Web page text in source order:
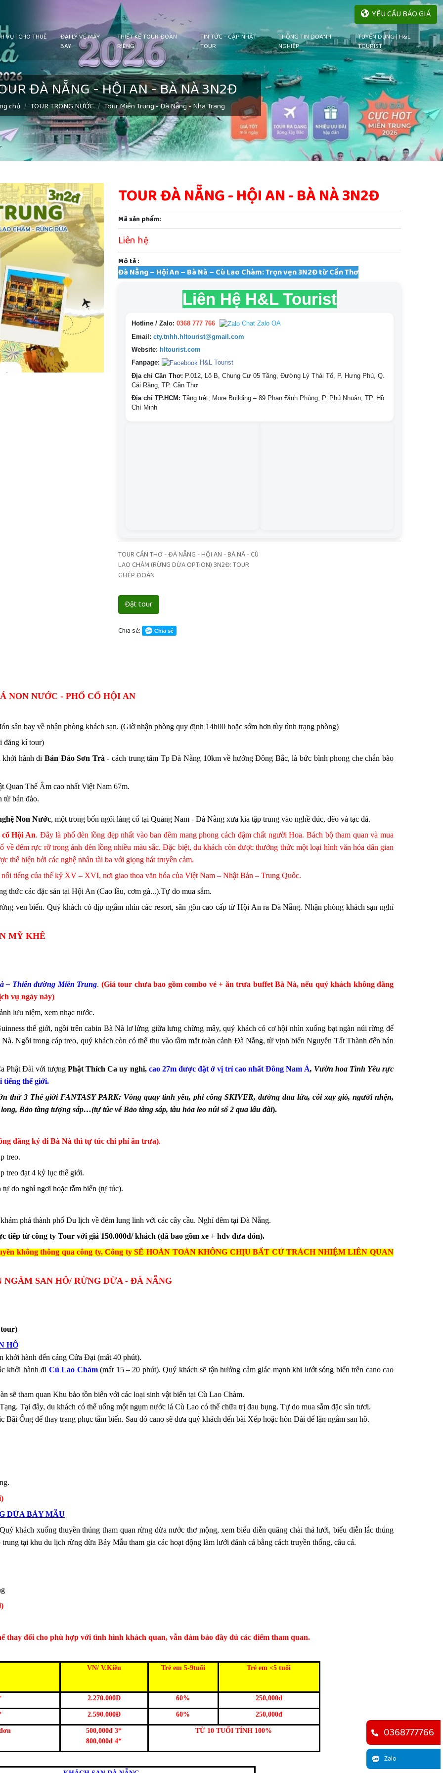
YÊU CẦU BÁO GIÁ
VỤ | CHO THUÊ
ĐẠI LÝ VÉ MÁY
BAY
THIẾT KẾ TOUR ĐOÀN
RIÊNG
TIN TỨC - CẬP NHẬT
TOUR
THÔNG TIN DOANH
NGHIỆP
TUYỂN DỤNG | H&L
TOURIST
ĐÀ NẴNG - HỘI AN - BÀ NÀ 3N2Đ
chủ TOUR TRONG NƯỚC Tour Miền Trung - Đà Nẵng - Nha Trang
TOUR ĐÀ NẴNG - HỘI AN - BÀ NÀ 3N2Đ
Mã sản phẩm:
Liên hệ
Mô tả :
Đà Nẵng – Hội An – Bà Nà – Cù Lao Chàm: Trọn vẹn 3N2Đ từ Cần Thơ
Liên Hệ H&L Tourist
Hotline / Zalo: 0368 777 766
Chat Zalo OA
Email: cty.tnhh.hltourist@gmail.com
Website: hltourist.com
Fanpage:
H&L Tourist
Địa chỉ Cần Thơ: P.012, Lô B, Chung Cư 05 Tầng, Đường Lý Thái Tổ, P. Hưng Phú, Q.
Cái Răng, TP. Cần Thơ
Địa chỉ TP.HCM: Tầng trệt, More Building – 89 Phan Đình Phùng, P. Phú Nhuận, TP. Hồ
Chí Minh
TOUR CẦN THƠ - ĐÀ NẴNG - HỘI AN - BÀ NÀ - CÙ
LAO CHÀM (RỪNG DỪA OPTION) 3N2Đ: TOUR
GHÉP ĐOÀN
Đặt tour
Chia sẻ: Chia sẻ
NON NƯỚC - PHỐ CỔ HỘI AN
sân bay về nhận phòng khách sạn. (Giờ nhận phòng quy định 14h00 hoặc sớm hơn tùy tình trạng phòng)
đăng kí tour)
khởi hành điBán Đảo Sơn Trà- cách trung tâm Tp Đà Nẵng 10km về hướng Đông Bắc, là bức bình phong che chắn bão
Quan Thế Âm cao nhất Việt Nam 67m.
từ bán đảo.
Non Nước, một trong bốn ngôi làng cổ tại Quảng Nam - Đà Nẵng xưa kia tập trung vào nghề đúc, đẽo và tạc đá.
cổ Hội An. Đây là phố đèn lồng đẹp nhất vào ban đêm mang phong cách đậm chất người Hoa. Bách bộ tham quan và mua
về đêm rực rỡ trong ánh đèn lồng nhiều màu sắc. Đặc biệt, du khách còn được thưởng thức một loại hình văn hóa dân gian
thể hiện bởi các nghệ nhân tài ba với giọng hát truyền cảm.
tiếng của thế kỷ XV – XVI, nơi giao thoa văn hóa của Việt Nam – Nhật Bản – Trung Quốc.
thức các đặc sản tại Hội An (Cao lầu, cơm gà...).Tự do mua sắm.
ven biển. Quý khách có dịp ngắm nhìn các resort, sân gôn cao cấp từ Hội An ra Đà Nẵng. Nhận phòng khách sạn nghỉ
MỸ KHÊ
– Thiên đường Miền Trung. (Giá tour chưa bao gồm combo vé + ăn trưa buffet Bà Nà, nếu quý khách không đăng
vụ ngày này)
lưu niệm, xem nhạc nước.
thế giới, ngồi trên cabin Bà Nà lơ lửng giữa lưng chừng mây, quý khách có cơ hội nhìn xuống bạt ngàn núi rừng để
Ngồi trong cáp treo, quý khách còn có thể thu vào tầm mắt toàn cảnh Đà Nẵng, từ vịnh biển Nguyễn Tất Thành đến bán
Phật Đài với tượngPhật Thích Ca uy nghi, cao 27m được đặt ở vị trí cao nhất Đông Nam Á, Vườn hoa Tình Yêu rực
tiếng thế giới.
thứ 3 Thế giới FANTASY PARK: Vòng quay tình yêu, phi công SKIVER, đường đua lửa, cối xay gió, người nhện,
Bảo tàng tượng sáp…(tự túc vé Bảo tàng sáp, tàu hỏa leo núi số 2 qua lâu đài).
đăng ký đi Bà Nà thì tự túc chi phí ăn trưa).
treo.
treo đạt 4 kỷ lục thế giới.
do nghỉ ngơi hoặc tắm biển (tự túc).
phá thành phố Du lịch về đêm lung linh với các cây cầu. Nghỉ đêm tại Đà Nẵng.
tiếp từ công ty Tour với giá 150.000đ/ khách (đã bao gồm xe + hdv đưa đón).
không thông qua công ty, Công ty SẼ HOÀN TOÀN KHÔNG CHỊU BẤT CỨ TRÁCH NHIỆM LIÊN QUAN
SAN HÔ/ RỪNG DỪA - ĐÀ NẴNG
HÔ
hành đến cảng Cửa Đại (mất 40 phút).
khởi hành đi Cù Lao Chàm (mất 15 – 20 phút). Quý khách sẽ tận hưởng cảm giác mạnh khi lướt sóng biển trên cano cao
sẽ tham quan Khu bảo tồn biển với các loại sinh vật biển tại Cù Lao Chàm.
Tại đây, du khách có thể uống một ngụm nước lá Cù Lao có thể chữa trị đau bụng. Tự do mua sắm đặc sản tươi.
Ông để thay trang phục tắm biển. Sau đó cano sẽ đưa quý khách đến bãi Xếp hoặc hòn Dài để lặn ngắm san hô.
DỪA BẢY MẪU
khách xuống thuyền thúng tham quan rừng dừa nước thơ mộng, xem biểu diễnquăng chài thả lưới, biểu diễn lắc thúng
tại khu du lịch rừng dừa Bảy Mẫu tham gia các hoạt động làm lưới đánh cá bằng cách truyền thống, câu cá.
đổi cho phù hợp với tình hình khách quan, vẫn đảm bảo đầy đủ các điểm tham quan.
VN/ V.Kiều Trẻ em 5-9tuổi Trẻ em <5 tuổi
2.270.000Đ 60% 250,000đ
2.590.000Đ 60% 250,000đ
500,000đ 3*
800,000đ 4*
TỪ 10 TUỔI TÍNH 100% 0368777766
Zalo